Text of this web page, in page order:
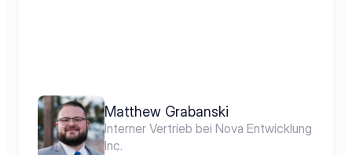
Matthew Grabanski
Interner Vertrieb bei Nova Entwicklung
Inc.